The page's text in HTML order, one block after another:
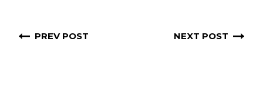
PREV POST NEXT POST